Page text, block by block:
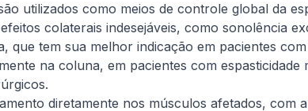
utilizados como meios de controle global da
colaterais indesejáveis, como sonolência
tem sua melhor indicação em pacientes
na coluna, em pacientes com espasticidade
diretamente nos músculos afetados,